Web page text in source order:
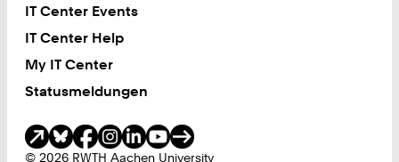
IT Center Events
IT Center Help
My IT Center
Statusmeldungen
© 2026 RWTH Aachen University
Soziale Medien